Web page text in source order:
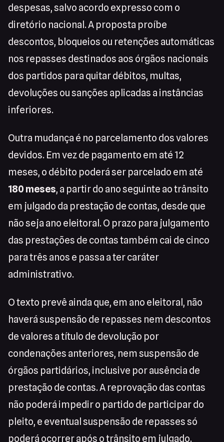
despesas, salvo acordo expresso com o
diretório nacional. A proposta proíbe
descontos, bloqueios ou retenções automáticas
nos repasses destinados aos órgãos nacionais
dos partidos para quitar débitos, multas,
devoluções ou sanções aplicadas a instâncias
inferiores.
Outra mudança é no parcelamento dos valores
devidos. Em vez de pagamento em até 12
meses, o débito poderá ser parcelado em até
180 meses, a partir do ano seguinte ao trânsito
em julgado da prestação de contas, desde que
não seja ano eleitoral. O prazo para julgamento
das prestações de contas também cai de cinco
para três anos e passa a ter caráter
administrativo.
O texto prevê ainda que, em ano eleitoral, não
haverá suspensão de repasses nem descontos
de valores a título de devolução por
condenações anteriores, nem suspensão de
órgãos partidários, inclusive por ausência de
prestação de contas. A reprovação das contas
não poderá impedir o partido de participar do
pleito, e eventual suspensão de repasses só
poderá ocorrer após o trânsito em julgado.